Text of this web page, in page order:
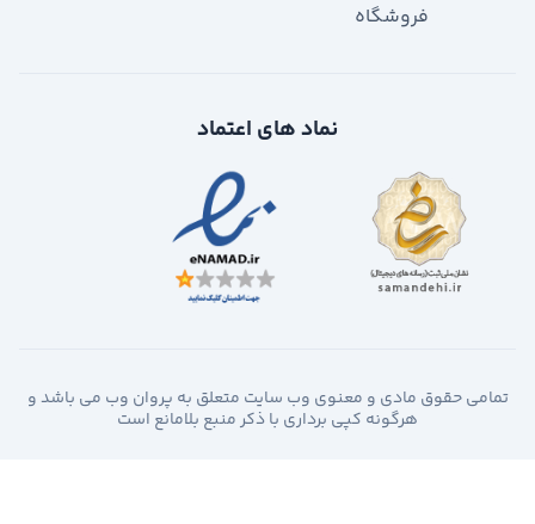
فروشگاه
نماد های اعتماد
تمامی حقوق مادی و معنوی وب سایت متعلق به پروان وب می باشد و
هرگونه کپی برداری با ذکر منبع بلامانع است